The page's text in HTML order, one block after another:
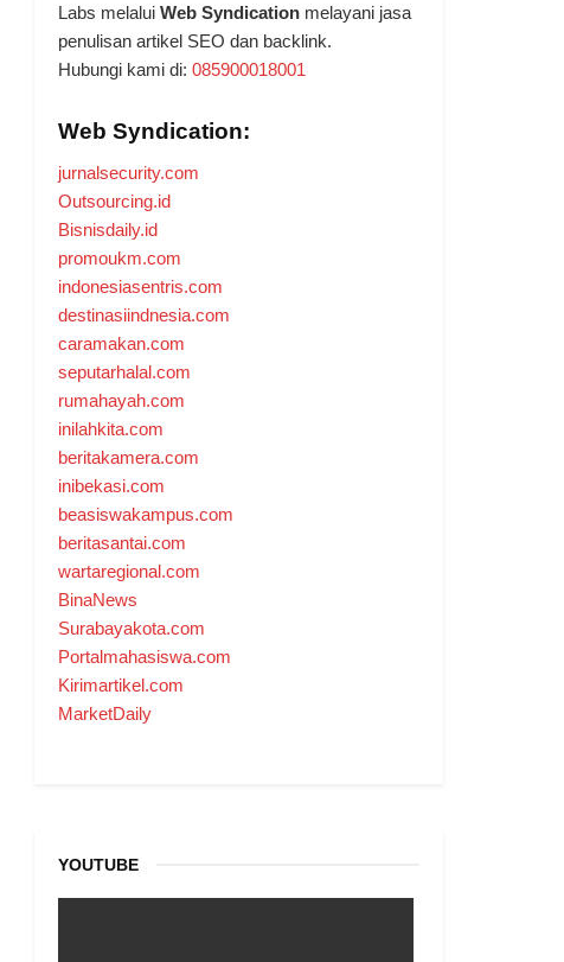
Labs melalui Web Syndication melayani jasa
penulisan artikel SEO dan backlink.
Hubungi kami di: 085900018001
Web Syndication:
jurnalsecurity.com
Outsourcing.id
Bisnisdaily.id
promoukm.com
indonesiasentris.com
destinasiindnesia.com
caramakan.com
seputarhalal.com
rumahayah.com
inilahkita.com
beritakamera.com
inibekasi.com
beasiswakampus.com
beritasantai.com
wartaregional.com
BinaNews
Surabayakota.com
Portalmahasiswa.com
Kirimartikel.com
MarketDaily
YOUTUBE